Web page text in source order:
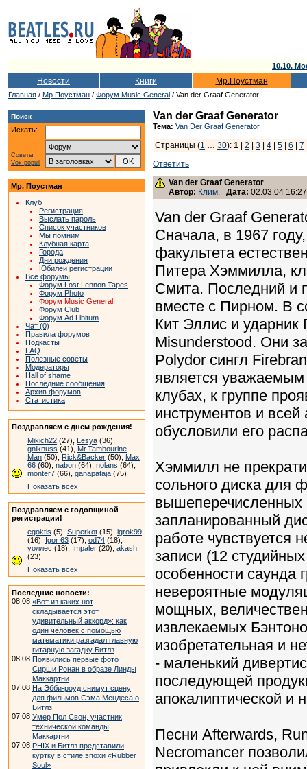
10.10.
Новости Книги Мр.Поустман
Главная / Мр.Поустман / Форум Music General / Van der Graaf Generator
Поиск
Искать:
Советы
Vox populi
Мр. Поустман
Клуб
Регистрация
Выслать пароль
Список участников
Мы помним
Клубная карта
Города
Дни рождения
Юбилеи регистрации
Все форумы
Форум Lost Lennon Tapes
Форум Photo
Форум Music General
Форум Club
Форум Ad Libitum
Чат (0)
Правила форумов
Подкасты
FAQ
Полезные советы
Модераторы
Hall of shame
Последние сообщения
Архив форумов
Статистика
Поздравляем с днем рождения!
Mikich22 (27), Lesya (36),
gniknuss (41), Mr.Tambourine
Man (50), Rick&Backer (50), Max
66 (60), nabon (64), nolans (64),
monter7 (66), ganapataja (75)
Показать всех
Поздравляем с годовщиной
регистрации!
egoktis (5), Superkot (15), igrok99
(16), Igor 63 (17), od74 (18),
уоллес (18), Impaler (20), akash
(23)
Показать всех
Последние новости:
08.08 «Вот из каких нот
складывается этот
удивительный аккорд»: как
один человек с помощью
математики разгадал главную
гитарную загадку Битлз
08.08 Появились первые фото
Сирши Ронан в образе Линды
Маккартни
07.08 На Эбби-роуд снимут сцену
для фильмов Сэма Мендеса о
Битлз
07.08 Умер Пол Свон, участник
технической команды
Маккартни
07.08 PHIX и Битлз представили
куртку в стиле эпохи «Rubber
Soul»
Van der Graaf Generator
Тема: Van Der Graaf Generator
Страницы (1 … 30): 1 2 3 4 5 6 7
Ответить
Van der Graaf Generator
Автор: Клим. Дата: 02.03.04
Van der Graaf
Сначала, в 1967
факультета
Питера Хэммилла,
Смита. Последний и
вместе с Пирном. В
Кит Эллис и ударник
Misunderstood. Они
Polydor сингл
является уважаемым
клубах, к группе
инструментов и
обусловили его
Хэммилл не
сольного диска для
вышеперечисленных
запланированный
работе чувствуется
записи (12
особенности саунда
невероятные
мощных,
извлекаемых
изобретательная и
- маленький
последующей
апокалиптической и
Песни Afterwards,
Necromancer